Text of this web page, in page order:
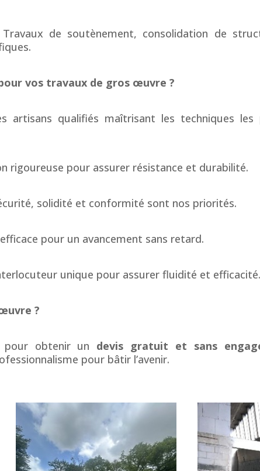
de soutènement, consolidation de
vos travaux de gros œuvre ?
artisans qualifiés maîtrisant les techniques les
rigoureuse pour assurer résistance et durabilité.
solidité et conformité sont nos priorités.
pour un avancement sans retard.
unique pour assurer fluidité et efficacité.
?
pour obtenir un devis gratuit et sans
pour bâtir l’avenir.